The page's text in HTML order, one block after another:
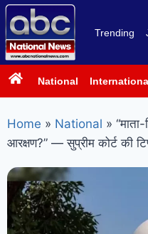
Trending
National
Home » National »
आरक्षण?” — सुप्रीम कोर्ट की